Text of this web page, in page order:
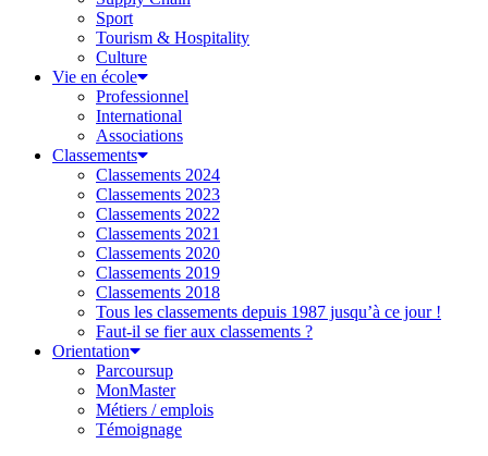
Sport
Tourism & Hospitality
Culture
Vie en école
Professionnel
International
Associations
Classements
Classements 2024
Classements 2023
Classements 2022
Classements 2021
Classements 2020
Classements 2019
Classements 2018
Tous les classements depuis 1987 jusqu’à ce jour !
Faut-il se fier aux classements ?
Orientation
Parcoursup
MonMaster
Métiers / emplois
Témoignage